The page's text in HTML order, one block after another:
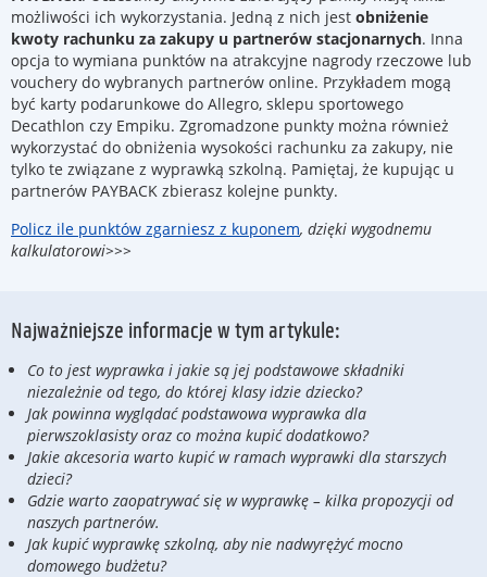
możliwości ich wykorzystania. Jedną z nich jest obniżenie
kwoty rachunku za zakupy u partnerów stacjonarnych. Inna
opcja to wymiana punktów na atrakcyjne nagrody rzeczowe lub
vouchery do wybranych partnerów online. Przykładem mogą
być karty podarunkowe do Allegro, sklepu sportowego
Decathlon czy Empiku. Zgromadzone punkty można również
wykorzystać do obniżenia wysokości rachunku za zakupy, nie
tylko te związane z wyprawką szkolną. Pamiętaj, że kupując u
partnerów PAYBACK zbierasz kolejne punkty.
Policz ile punktów zgarniesz z kuponem, dzięki wygodnemu
kalkulatorowi>>>
Najważniejsze informacje w tym artykule:
Co to jest wyprawka i jakie są jej podstawowe składniki
niezależnie od tego, do której klasy idzie dziecko?
Jak powinna wyglądać podstawowa wyprawka dla
pierwszoklasisty oraz co można kupić dodatkowo?
Jakie akcesoria warto kupić w ramach wyprawki dla starszych
dzieci?
Gdzie warto zaopatrywać się w wyprawkę – kilka propozycji od
naszych partnerów.
Jak kupić wyprawkę szkolną, aby nie nadwyrężyć mocno
domowego budżetu?